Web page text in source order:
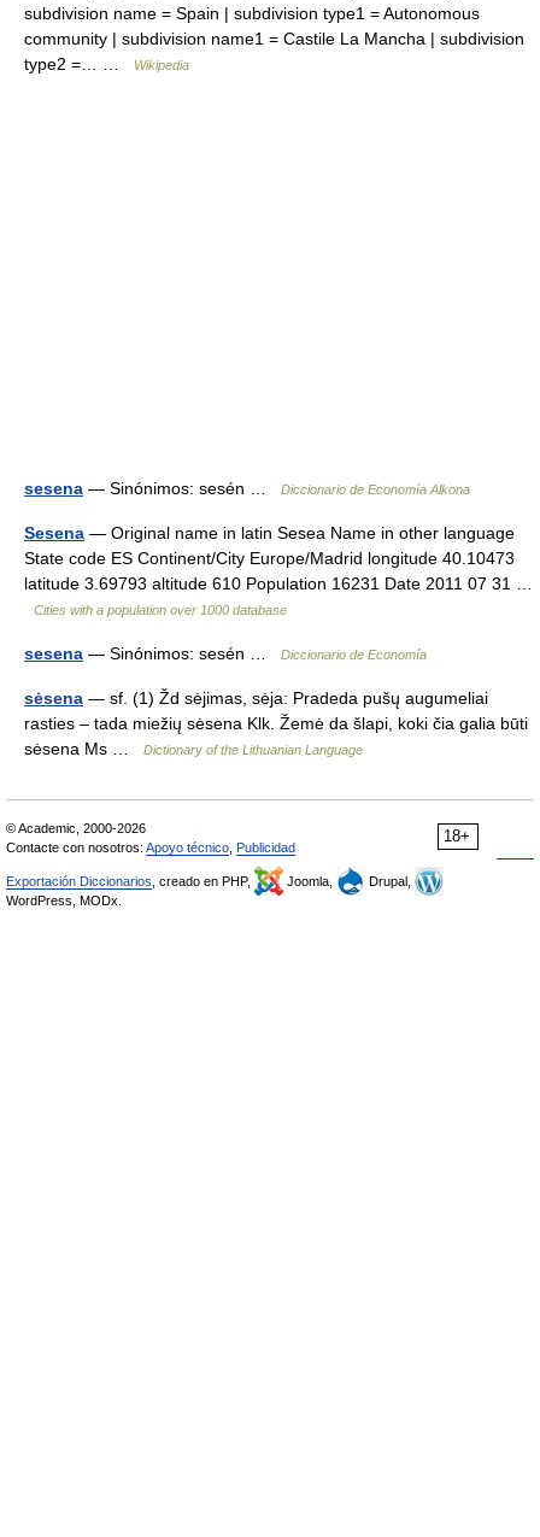
subdivision name = Spain | subdivision type1 = Autonomous
community | subdivision name1 = Castile La Mancha | subdivision
type2 =… …
Wikipedia
sesena — Sinónimos: sesén … Diccionario de Economía Alkona
Sesena — Original name in latin Sesea Name in other language
State code ES Continent/City Europe/Madrid longitude 40.10473
latitude 3.69793 altitude 610 Population 16231 Date 2011 07 31 …
Cities with a population over 1000 database
sesena — Sinónimos: sesén … Diccionario de Economía
sėsena — sf. (1) Žd sėjimas, sėja: Pradeda pušų augumeliai
rasties – tada miežių sėsena Klk. Žemė da šlapi, koki čia galia būti
sėsena Ms …
Dictionary of the Lithuanian Language
18+
© Academic, 2000-2026
Contacte con nosotros: Apoyo técnico Publicidad
Exportación Diccionarios , creado en PHP, Joomla,
Drupal,
WordPress, MODx.